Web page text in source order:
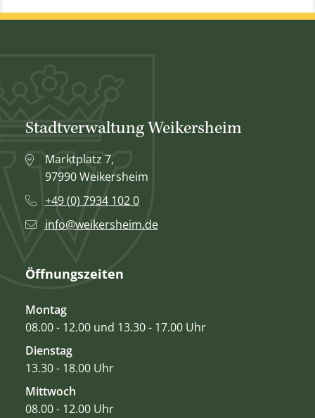
Stadtverwaltung Weikersheim
Marktplatz 7,
97990 Weikersheim
+49 (0) 7934 102 0
info@weikersheim.de
Öffnungszeiten
Montag
08.00 - 12.00 und 13.30 - 17.00 Uhr
Dienstag
13.30 - 18.00 Uhr
Mittwoch
08.00 - 12.00 Uhr